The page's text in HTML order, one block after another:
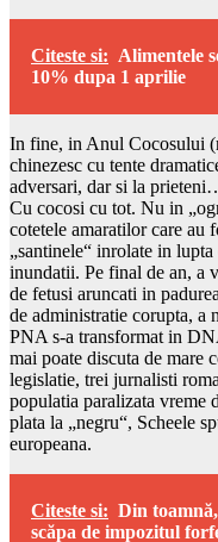
Citeste si: Alimentele
10% dupa 1 aprilie
In fine, in Anul Cocosului
chinezesc cu tente
adversari, dar si la
Cu cocosi cu tot. Nu in
cotetele amaratilor care au
„santinele“ inrolate in
inundatii. Pe final de an, a
de fetusi aruncati in
de administratie corupta, a
PNA s-a transformat in
mai poate discuta de mare
legislatie, trei jurnalisti
populatia paralizata vreme
plata la „negru“, Scheele
europeana.
Citeste si: Din
scăpa de impozitul